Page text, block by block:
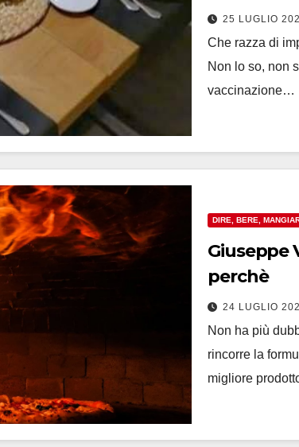
25 LUGLIO
Che razza di
Non lo so, non
vaccinazione…
DIRE, BERE,
Giuseppe
perchè
24 LUGLIO
Non ha più
rincorre la
migliore